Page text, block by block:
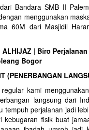
Bandara SMB II
menggunakan
60M dari Masjidil
ALHIJAZ | Biro
Bogor
(PENERBANGAN
kami
langsung dari
tempuh perjalanan jadi
kebugaran fisik buat